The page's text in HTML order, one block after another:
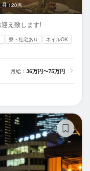
120席
え致します!
寮・社宅あり
ネイルOK
月給： 36万円〜75万円